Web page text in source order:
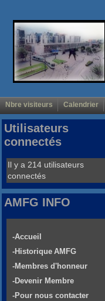
Nbre visiteurs Calendrier
Utilisateurs
connectés
Il y a 214 utilisateurs
connectés
AMFG INFO
-Accueil
-Historique AMFG
-Membres d'honneur
-Devenir Membre
-Pour nous contacter